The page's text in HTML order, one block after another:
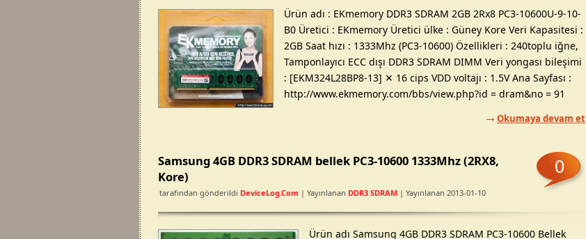
Ürün adı : EKmemory DDR3 SDRAM 2GB 2Rx8 PC3-10600U-9-10-
B0 Üretici : EKmemory Üretici ülke : Güney Kore Veri Kapasitesi :
2GB Saat hızı : 1333Mhz (PC3-10600) Özellikleri : 240toplu iğne,
Tamponlayıcı ECC dışı DDR3 SDRAM DIMM Veri yongası bileşimi
: [EKM324L28BP8-13] ✕ 16 cips VDD voltajı : 1.5V Ana Sayfası :
http://www.ekmemory.com/bbs/view.php?id = dram&no = 91
Okumaya devam et
Samsung 4GB DDR3 SDRAM bellek PC3-10600 1333Mhz (2RX8,
Kore)
tarafından gönderildi DeviceLog.com | Yayınlanan DDR3 SDRAM | Yayınlanan 2013-01-10
0
Ürün adı Samsung 4GB DDR3 SDRAM PC3-10600 Bellek